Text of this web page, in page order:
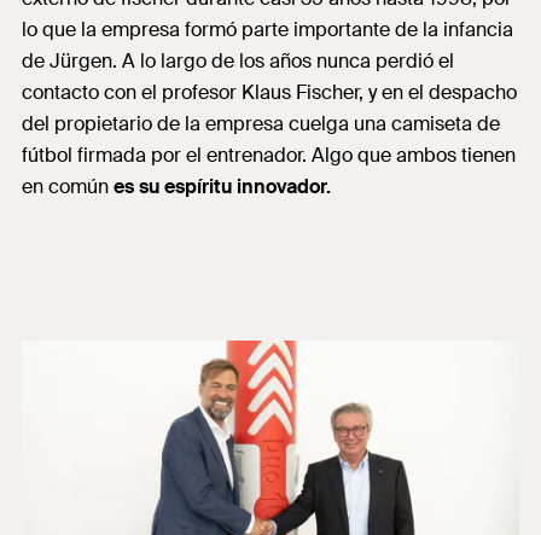
lo que la empresa formó parte importante de la infancia
de Jürgen. A lo largo de los años nunca perdió el
contacto con el profesor Klaus Fischer, y en el despacho
del propietario de la empresa cuelga una camiseta de
fútbol firmada por el entrenador. Algo que ambos tienen
en comúnes su espíritu innovador.